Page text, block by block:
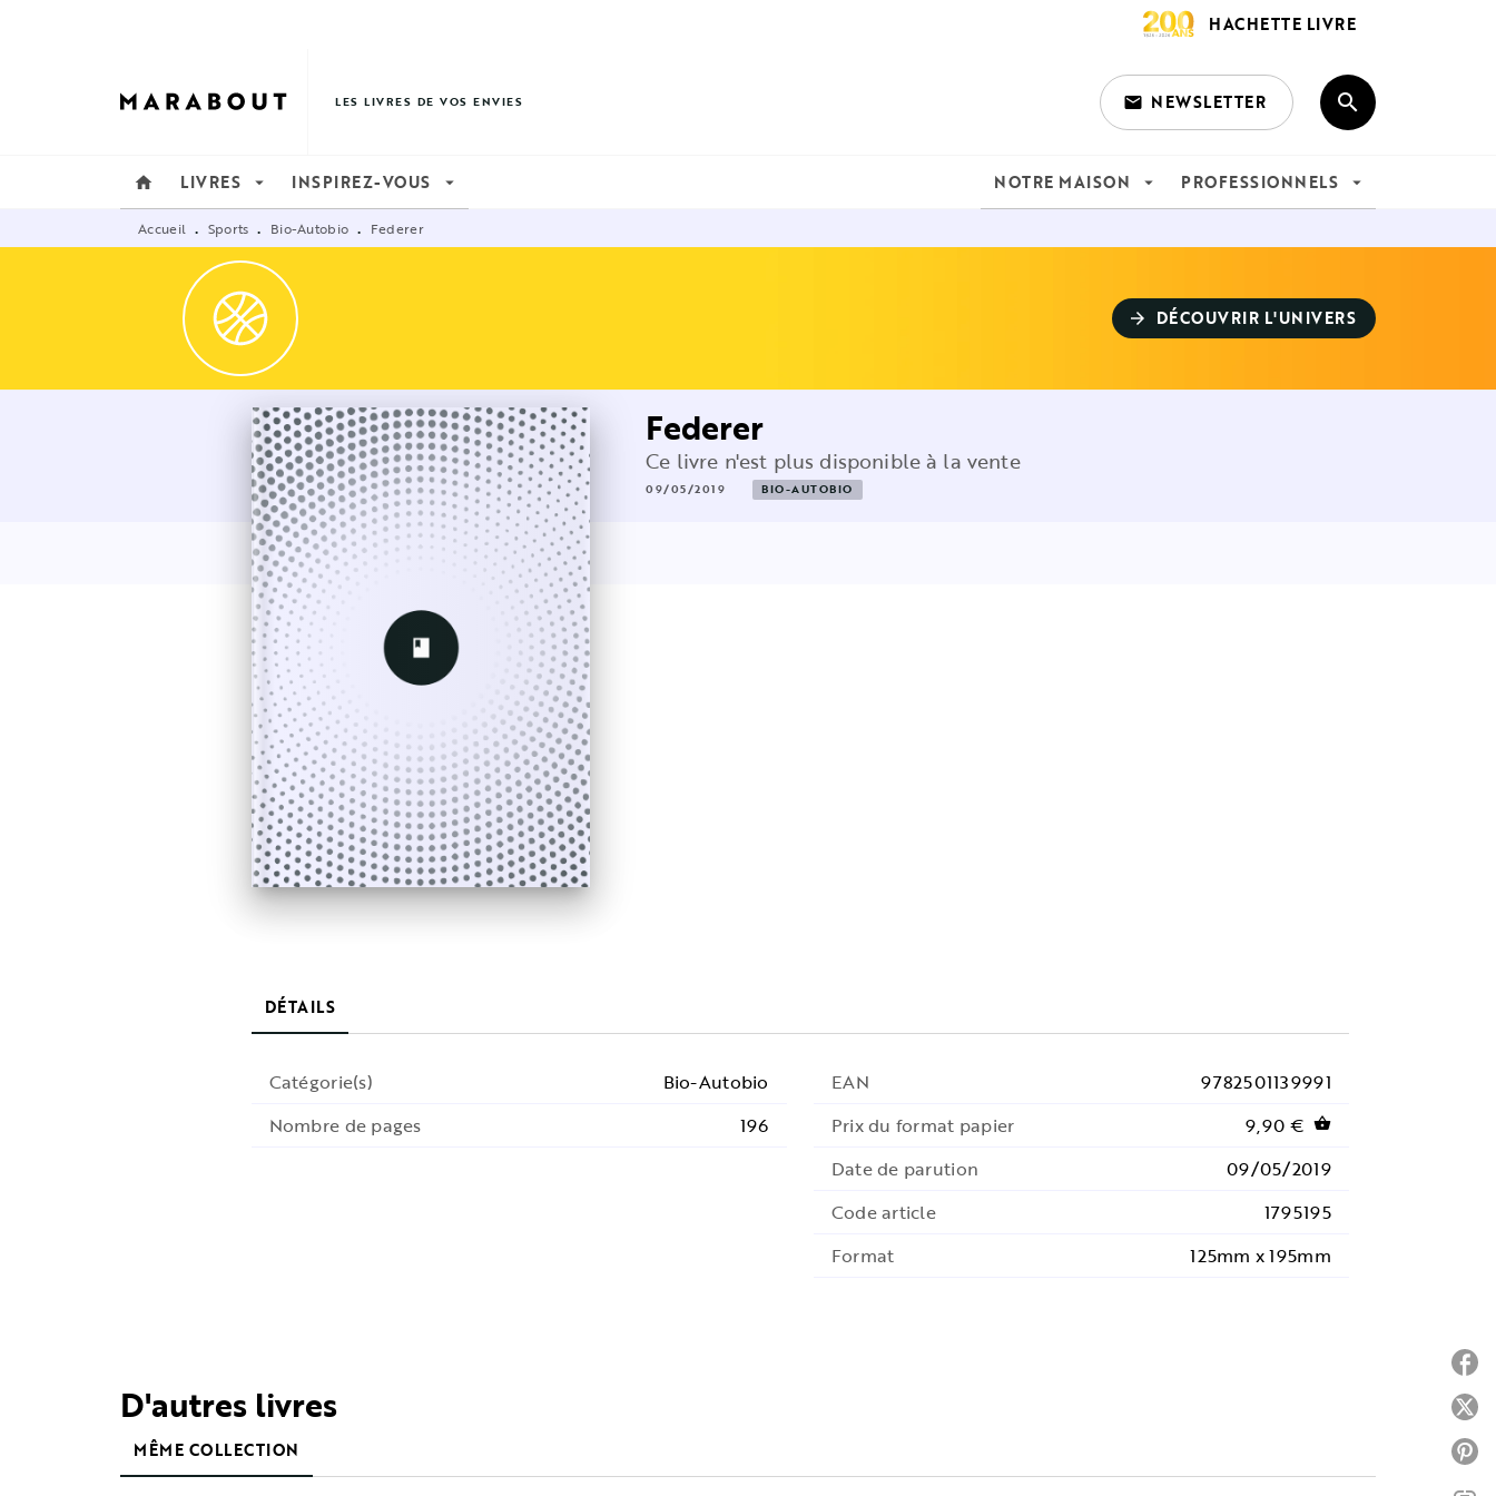
HACHETTE LIVRE
LES LIVRES DE VOS ENVIES email NEWSLETTER search
home LIVRES arrow_drop_down INSPIREZ-VOUS arrow_drop_down NOTRE MAISON arrow_drop_down PROFESSIONNELS arrow_drop_down
Accueil • Sports • Bio-Autobio • Federer
arrow_forward DÉCOUVRIR L'UNIVERS
Federer
Ce livre n'est plus disponible à la vente
09/05/2019 BIO-AUTOBIO
DÉTAILS
Catégorie(s)
Bio-Autobio
Nombre de pages
196
EAN
9782501139991
Prix du format papier
9,90 € shopping_basket
Date de parution
09/05/2019
Code article
1795195
Format
125mm x 195mm
D'autres livres
MÊME COLLECTION